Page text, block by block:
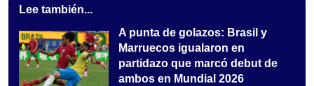
Lee también...
A punta de golazos: Brasil y
Marruecos igualaron en
partidazo que marcó debut de
ambos en Mundial 2026